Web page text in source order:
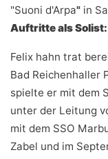
"Suoni d'Arpa" in
Auftritte als Solist:
Felix hahn trat
Bad Reichenhaller
spielte er mit dem
unter der Leitung
mit dem SSO
Zabel und im